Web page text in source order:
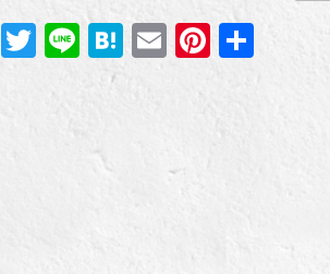
Facebook
Twitter
LineHatena
Email